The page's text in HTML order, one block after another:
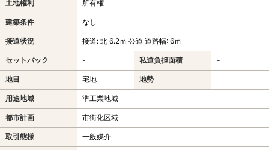
土地権利 所有権
建築条件 なし
接道状況 接道: 北 6.2ｍ 公道 道路幅: 6ｍ
セットバック - 私道負担面積 -
地目 宅地 地勢
用途地域 準工業地域
都市計画 市街化区域
取引態様 一般媒介